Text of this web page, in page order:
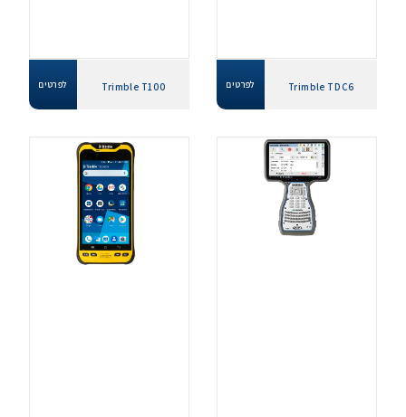
Trimble TDC6 לפרטים Trimble T100 לפרטים